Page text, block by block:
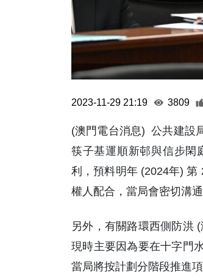
2023-11-29 21:19 3809
(澳門電台消息) 公共建設
筷子基運順新邨與信步閑
利，預料明年 (2024年) 第
權人配合，當局會密切溝通
另外，有關路環西側防洪
現時主要因為要在十字門
當局將按計劃分階段推進